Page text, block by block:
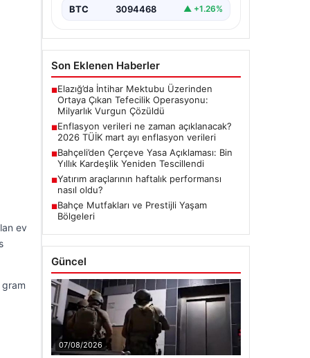
ev
gram
BTC 3094468 ▲ +1.26%
Son Eklenen Haberler
■Elazığ’da İntihar Mektubu Üzerinden
Ortaya Çıkan Tefecilik Operasyonu:
Milyarlık Vurgun Çözüldü
■Enflasyon verileri ne zaman açıklanacak?
2026 TÜİK mart ayı enflasyon verileri
■Bahçeli’den Çerçeve Yasa Açıklaması: Bin
Yıllık Kardeşlik Yeniden Tescillendi
■Yatırım araçlarının haftalık performansı
nasıl oldu?
■Bahçe Mutfakları ve Prestijli Yaşam
Bölgeleri
Güncel
07/08/2026